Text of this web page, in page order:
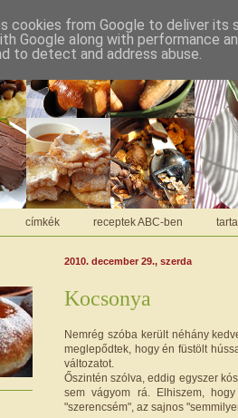
címkék receptek ABC-ben
2010. december 29., szerda
Kocsonya
Nemrég szóba került néhány
meglepődtek, hogy én füstölt
változatot.
Őszintén szólva, eddig egyszer
sem vágyom rá. Elhiszem,
"szerencsém", az sajnos
cookies from Google to deliver its
Google along with performance
to detect and address abuse.